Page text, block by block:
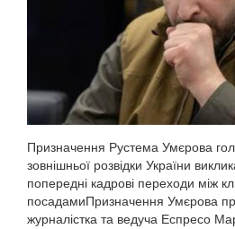
Призначення Рустема Умєрова
зовнішньої розвідки України
попередні кадрові переходи між
посадамиПризначення Умєрова
журналістка та ведуча Еспресо